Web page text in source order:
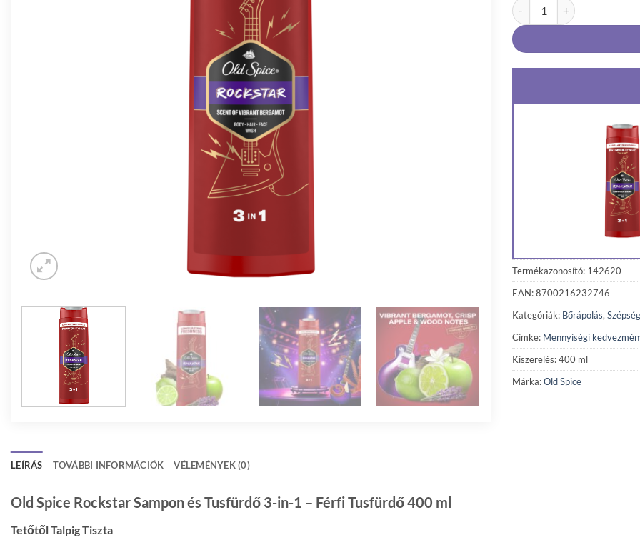
Old Spice Rockstar
Termékazonosító: 142620
EAN: 8700216232746
Kategóriák: Bőrápolás,
Címke: Mennyiségi
Kiszerelés: 400 ml
Márka:Old Spice
LEÍRÁS TOVÁBBI INFORMÁCIÓK VÉLEMÉNYEK (0)
Old Spice Rockstar Sampon és Tusfürdő 3-in-1 – Férfi Tusfürdő 400 ml
Tetőtől Talpig Tiszta